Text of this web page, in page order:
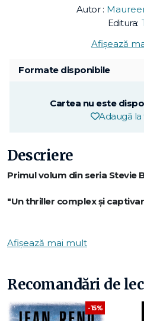
Autor :
Editura:
Afișează
Formate disponibile
Cartea nu este
Adaugă la
Descriere
Primul volum din seria Stevie
"Un thriller complex și
cercetători. A fost întemeiată
magnat de la începutul secolului
construiască o instituție în care
Afișează mai mult
Recomandări de
-15%